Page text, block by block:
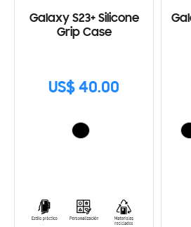
Galaxy S23+ Silicone
Grip Case
US$ 40.00